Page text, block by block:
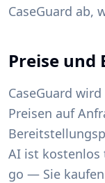
CaseGuard ab,
Preise und
CaseGuard
Preisen auf
AI ist kostenlos
go — Sie